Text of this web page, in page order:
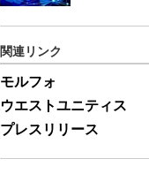
関連リンク
モルフォ
ウエストユニティス
プレスリリース